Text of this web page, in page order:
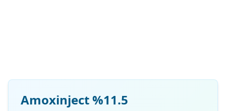
Amoxinject %11.5